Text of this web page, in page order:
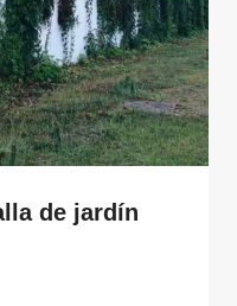
de jardín